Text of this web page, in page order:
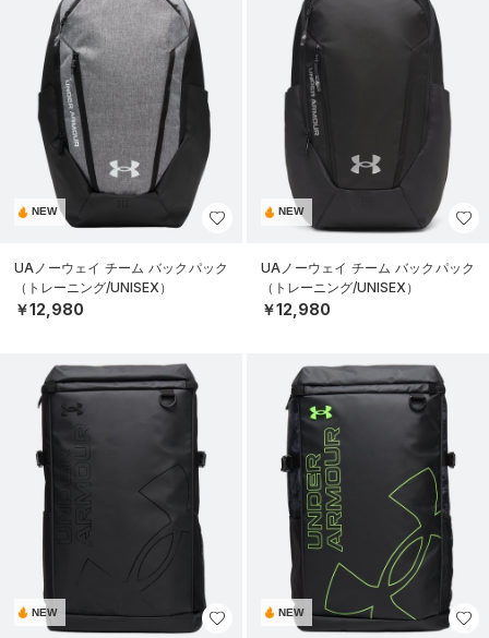
NEW
UAノーウェイ チーム バックパック
（トレーニング/UNISEX）
￥12,980
NEW
UAノーウェイ チーム バックパック
（トレーニング/UNISEX）
￥12,980
NEW NEW